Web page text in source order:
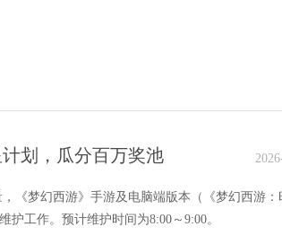
划，瓜分百万奖池
《梦幻西游》手游及电脑端版本（《梦幻西游：
护工作。预计维护时间为8:00～9:00。